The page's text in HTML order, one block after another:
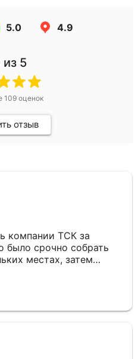
5.0 4.9
из 5
109 оценок
отзыв
компании ТСК за
было срочно собрать
местах, затем
день в день. Ребята
все сделали
и